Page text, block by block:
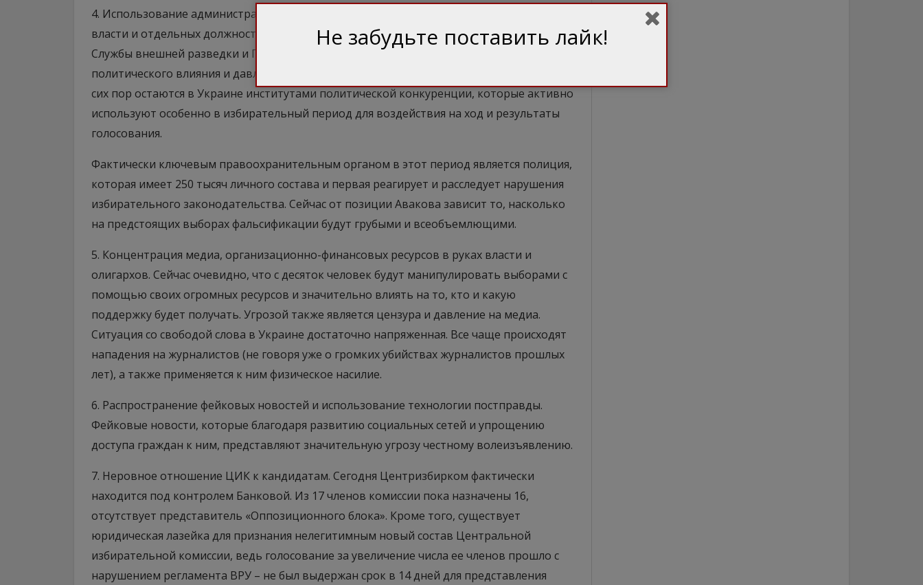
4. Использование административного ресурса. Привлечение органов государственной
власти и отдельных должностных лиц, полиции, Службы безопасности Украины,
Службы внешней разведки и Генеральной прокуратуры Украины как институтов
политического влияния и давления на оппонентов. Правоохранительные органы до
сих пор остаются в Украине институтами политической конкуренции, которые активно
используют особенно в избирательный период для воздействия на ход и результаты
голосования.
Фактически ключевым правоохранительным органом в этот период является полиция,
которая имеет 250 тысяч личного состава и первая реагирует и расследует нарушения
избирательного законодательства. Сейчас от позиции Авакова зависит то, насколько
на предстоящих выборах фальсификации будут грубыми и всеобъемлющими.
5. Концентрация медиа, организационно-финансовых ресурсов в руках власти и
олигархов. Сейчас очевидно, что с десяток человек будут манипулировать выборами с
помощью своих огромных ресурсов и значительно влиять на то, кто и какую
поддержку будет получать. Угрозой также является цензура и давление на медиа.
Ситуация со свободой слова в Украине достаточно напряженная. Все чаще происходят
нападения на журналистов (не говоря уже о громких убийствах журналистов прошлых
лет), а также применяется к ним физическое насилие.
6. Распространение фейковых новостей и использование технологии постправды.
Фейковые новости, которые благодаря развитию социальных сетей и упрощению
доступа граждан к ним, представляют значительную угрозу честному волеизъявлению.
7. Неровное отношение ЦИК к кандидатам. Сегодня Центризбирком фактически
находится под контролем Банковой. Из 17 членов комиссии пока назначены 16,
отсутствует представитель «Оппозиционного блока». Кроме того, существует
юридическая лазейка для признания нелегитимным новый состав Центральной
избирательной комиссии, ведь голосование за увеличение числа ее членов прошло с
нарушением регламента ВРУ – не был выдержан срок в 14 дней для представления
Не забудьте поставить лайк!